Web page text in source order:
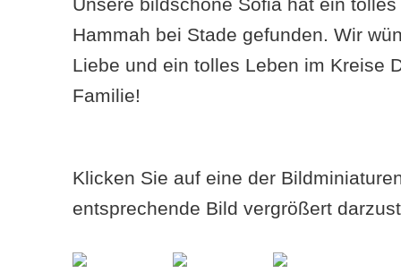
Hammah bei Stade gefunden. Wir
Liebe und ein tolles Leben im Kreise
Familie!
Klicken Sie auf eine der
entsprechende Bild vergrößert